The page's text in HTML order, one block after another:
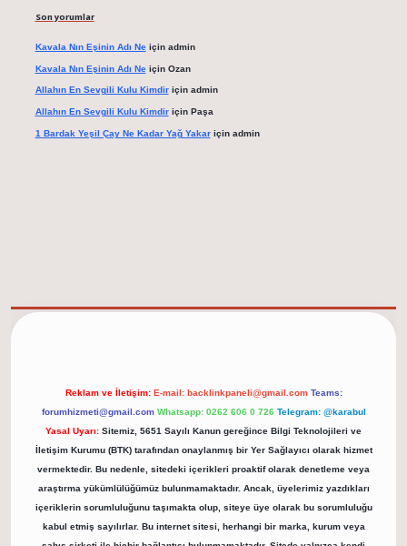
Son yorumlar
Kavala Nın Eşinin Adı Neiçin admin
Kavala Nın Eşinin Adı Neiçin Ozan
Allahın En Sevgili Kulu Kimdiriçin admin
Allahın En Sevgili Kulu Kimdiriçin Paşa
1 Bardak Yeşil Çay Ne Kadar Yağ Yakariçin admin
Reklam ve İletişim: E-mail: backlinkpaneli@gmail.com Teams:
forumhizmeti@gmail.com Whatsapp: 0262 606 0 726 Telegram: @karabul
Yasal Uyarı: Sitemiz, 5651 Sayılı Kanun gereğince Bilgi Teknolojileri ve
İletişim Kurumu (BTK) tarafından onaylanmış bir Yer Sağlayıcı olarak hizmet
vermektedir. Bu nedenle, sitedeki içerikleri proaktif olarak denetleme veya
araştırma yükümlülüğümüz bulunmamaktadır. Ancak, üyelerimiz yazdıkları
içeriklerin sorumluluğunu taşımakta olup, siteye üye olarak bu sorumluluğu
kabul etmiş sayılırlar. Bu internet sitesi, herhangi bir marka, kurum veya